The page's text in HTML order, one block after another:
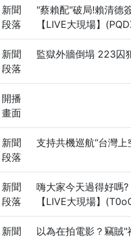
新聞
段落
"蔡賴配"破局!賴清德
【LIVE大現場】
新聞
段落
監獄外牆倒塌 223囚
開播
畫面
新聞
段落
支持共機巡航“台灣
新聞
段落
嗨大家今天過得好嗎
【LIVE大現場】
新聞
以為在拍電影？竊賊